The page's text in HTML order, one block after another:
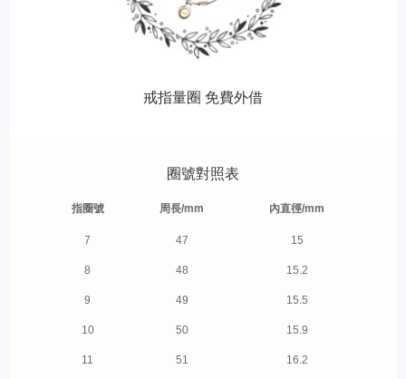
戒指量圈 免費外借
圈號對照表
指圈號 周長/mm 內直徑/mm
7 47 15
8 48 15.2
9 49 15.5
10 50 15.9
11 51 16.2